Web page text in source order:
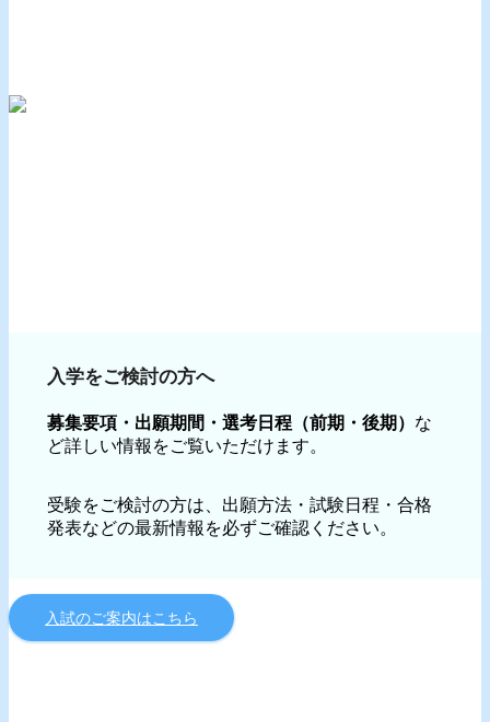
入学をご検討の方へ
募集要項・出願期間・選考日程（前期・後期） な
ど詳しい情報をご覧いただけます。
受験をご検討の方は、出願方法・試験日程・合格
発表などの最新情報を必ずご確認ください。
入試のご案内はこちら